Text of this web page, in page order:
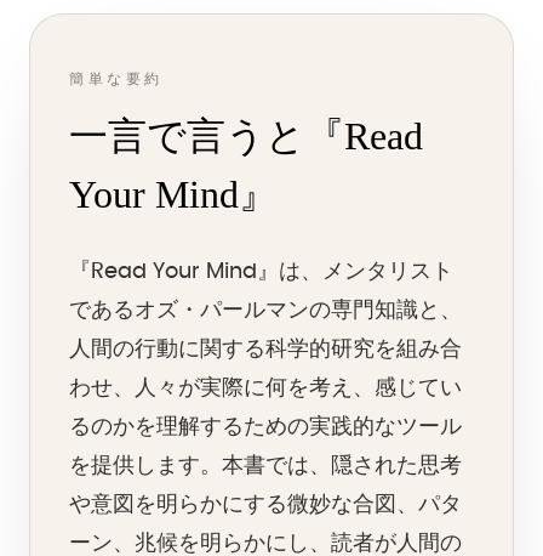
簡単な要約
一言で言うと『Read
Your Mind』
『Read Your Mind』は、メンタリスト
であるオズ・パールマンの専門知識と、
人間の行動に関する科学的研究を組み合
わせ、人々が実際に何を考え、感じてい
るのかを理解するための実践的なツール
を提供します。本書では、隠された思考
や意図を明らかにする微妙な合図、パタ
ーン、兆候を明らかにし、読者が人間の